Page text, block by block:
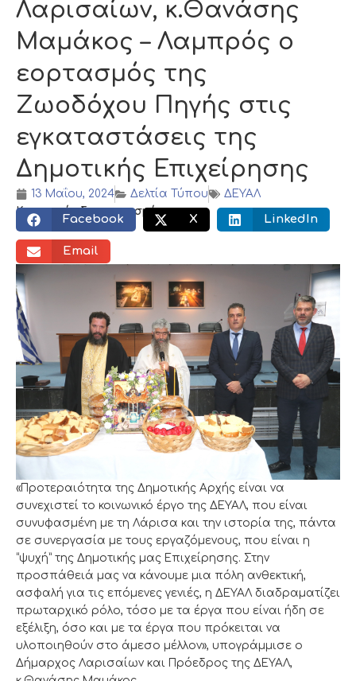
Λαρισαίων, κ.Θανάσης
Μαμάκος – Λαμπρός ο
εορτασμός της
Ζωοδόχου Πηγής στις
εγκαταστάσεις της
Δημοτικής Επιχείρησης
13 Μαΐου, 2024 Δελτία Τύπου
ΔΕΥΑΛ
Κοινωνικός διαμοιρασμός:
Facebook X LinkedIn
Email
«Προτεραιότητα της Δημοτικής Αρχής είναι να
συνεχιστεί το κοινωνικό έργο της ΔΕΥΑΛ, που είναι
συνυφασμένη με τη Λάρισα και την ιστορία της, πάντα
σε συνεργασία με τους εργαζόμενους, που είναι η
“ψυχή” της Δημοτικής μας Επιχείρησης. Στην
προσπάθειά μας να κάνουμε μια πόλη ανθεκτική,
ασφαλή για τις επόμενες γενιές, η ΔΕΥΑΛ διαδραματίζει
πρωταρχικό ρόλο, τόσο με τα έργα που είναι ήδη σε
εξέλιξη, όσο και με τα έργα που πρόκειται να
υλοποιηθούν στο άμεσο μέλλον», υπογράμμισε ο
Δήμαρχος Λαρισαίων και Πρόεδρος της ΔΕΥΑΛ,